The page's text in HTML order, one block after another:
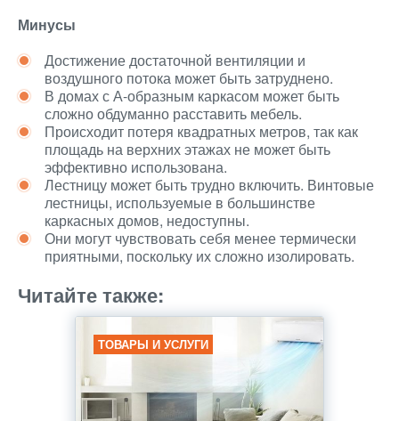
Минусы
Достижение достаточной вентиляции и
воздушного потока может быть затруднено.
В домах с А-образным каркасом может быть
сложно обдуманно расставить мебель.
Происходит потеря квадратных метров, так как
площадь на верхних этажах не может быть
эффективно использована.
Лестницу может быть трудно включить. Винтовые
лестницы, используемые в большинстве
каркасных домов, недоступны.
Они могут чувствовать себя менее термически
приятными, поскольку их сложно изолировать.
Читайте также:
ТОВАРЫ И УСЛУГИ